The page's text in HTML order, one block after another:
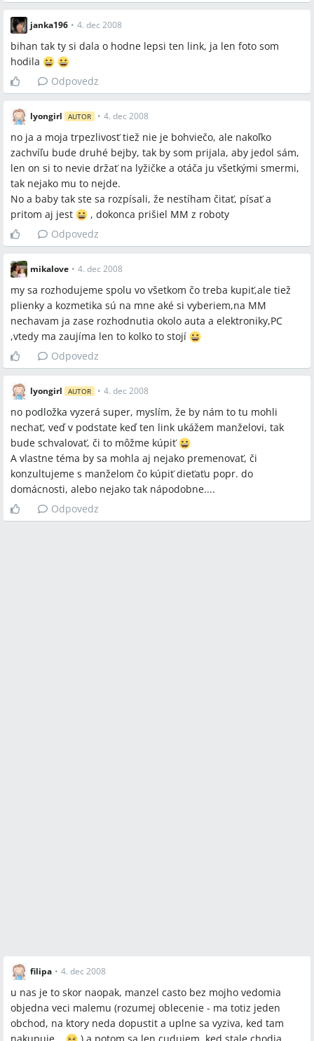
janka196 • 4. dec 2008
bihan tak ty si dala o hodne lepsi ten link, ja len foto som
hodila
Odpovedz
lyongirl AUTOR • 4. dec 2008
no ja a moja trpezlivosť tiež nie je bohviečo, ale nakoľko
zachvíľu bude druhé bejby, tak by som prijala, aby jedol sám,
len on si to nevie držať na lyžičke a otáča ju všetkými smermi,
tak nejako mu to nejde.
No a baby tak ste sa rozpísali, že nestíham čitať, písať a
pritom aj jest
, dokonca prišiel MM z roboty
Odpovedz
mikalove • 4. dec 2008
my sa rozhodujeme spolu vo všetkom čo treba kupiť,ale tiež
plienky a kozmetika sú na mne aké si vyberiem,na MM
nechavam ja zase rozhodnutia okolo auta a elektroniky,PC
,vtedy ma zaujíma len to kolko to stojí
Odpovedz
lyongirl AUTOR • 4. dec 2008
no podložka vyzerá super, myslím, že by nám to tu mohli
nechať, veď v podstate keď ten link ukážem manželovi, tak
bude schvalovať, či to môžme kúpiť
A vlastne téma by sa mohla aj nejako premenovať, či
konzultujeme s manželom čo kúpiť dieťaťu popr. do
domácnosti, alebo nejako tak nápodobne....
Odpovedz
filipa • 4. dec 2008
u nas je to skor naopak, manzel casto bez mojho vedomia
objedna veci malemu (rozumej oblecenie - ma totiz jeden
obchod, na ktory neda dopustit a uplne sa vyziva, ked tam